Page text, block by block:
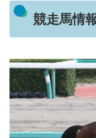
競走馬情